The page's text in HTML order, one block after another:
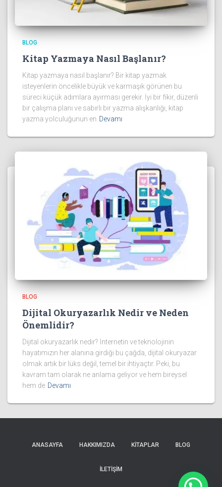
BLOG
Kitap Yazmaya Nasıl Başlanır?
Kitap yazmaya nasıl başlanır? Bir kitap yazmak
isteyenlerin öncelikle büyük ve karmaşık görünen bu
süreci küçük adımlara ayırması gerekir. İyi bir fikir, düzenli
bir çalışma planı ve sabırlı bir yazma alışkanlığı, kitap
yazma yolculuğunun en Devamı
BLOG
Dijital Okuryazarlık Nedir ve Neden
Önemlidir?
Dijital okuryazarlık nedir? İnternetin ve teknolojinin
hayatımızın her alanına girdiği bu çağda, dijital okuryazar
olmak artık bir lüks değil, temel bir ihtiyaçtır. Peki, bu
kavram tam olarak ne anlama geliyor ve hem bireysel
hem de Devamı
ANASAYFA HAKKIMIZDA KİTAPLAR BLOG
İLETİŞİM